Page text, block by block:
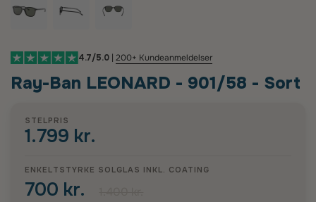
4.7/5.0 | 200+ Kundeanmeldelser
Ray-Ban LEONARD - 901/58 - Sort
STELPRIS
1.799 kr.
ENKELTSTYRKE SOLGLAS INKL. COATING
700 kr.